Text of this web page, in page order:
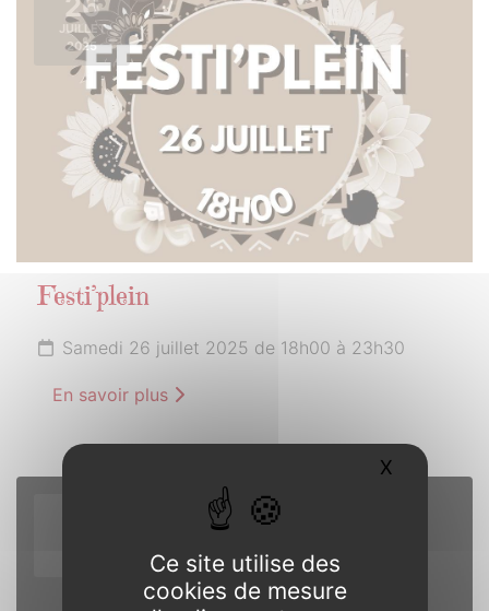
JUILLET
2025
Festi’plein
Samedi 26 juillet 2025 de 18h00 à 23h30
En savoir plus
Ce site utilise des
cookies de mesure
X Masquer